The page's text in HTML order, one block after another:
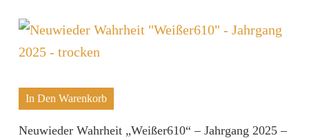
In Den Warenkorb
Neuwieder Wahrheit „Weißer610“ – Jahrgang 2025 –